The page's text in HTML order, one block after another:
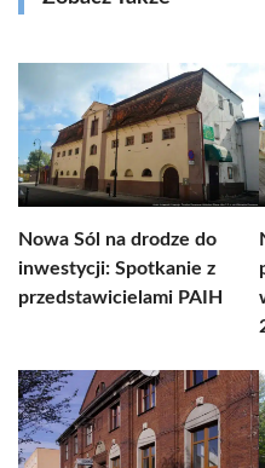
Nowa Sól na drodze do
inwestycji: Spotkanie z
przedstawicielami PAIH